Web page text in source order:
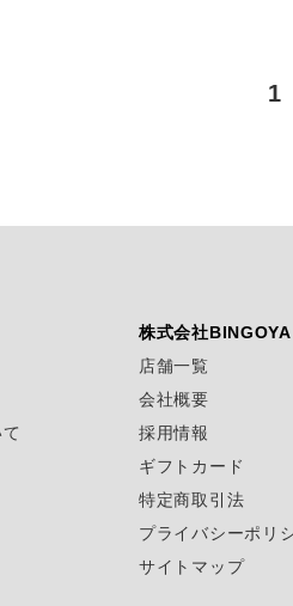
1
株式会社BINGOYA
店舗一覧
会社概要
採用情報
ギフトカード
特定商取引法
プライバシーポリ
サイトマップ